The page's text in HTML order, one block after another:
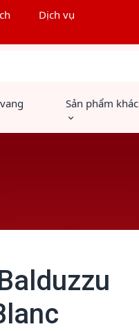
Dịch vụ
Sản phẩm khác